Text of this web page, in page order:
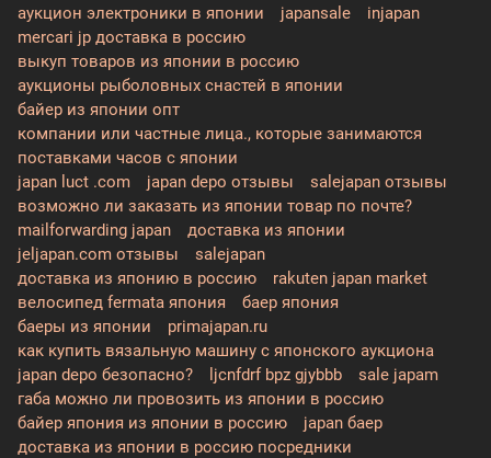
аукцион электроники в японии
japansale
injapan
mercari jp доставка в россию
выкуп товаров из японии в россию
аукционы рыболовных снастей в японии
байер из японии опт
компании или частные лица., которые занимаются
поставками часов с японии
japan luct .com
japan depo отзывы
salejapan отзывы
возможно ли заказать из японии товар по почте?
mailforwarding japan
доставка из японии
jeljapan.com отзывы
salejapan
доставка из японию в россию
rakuten japan market
велосипед fermata япония
баер япония
баеры из японии
primajapan.ru
как купить вязальную машину с японского аукциона
japan depo безопасно?
ljcnfdrf bpz gjybbb
sale japam
габа можно ли провозить из японии в россию
байер япония из японии в россию
japan баер
доставка из японии в россию посредники